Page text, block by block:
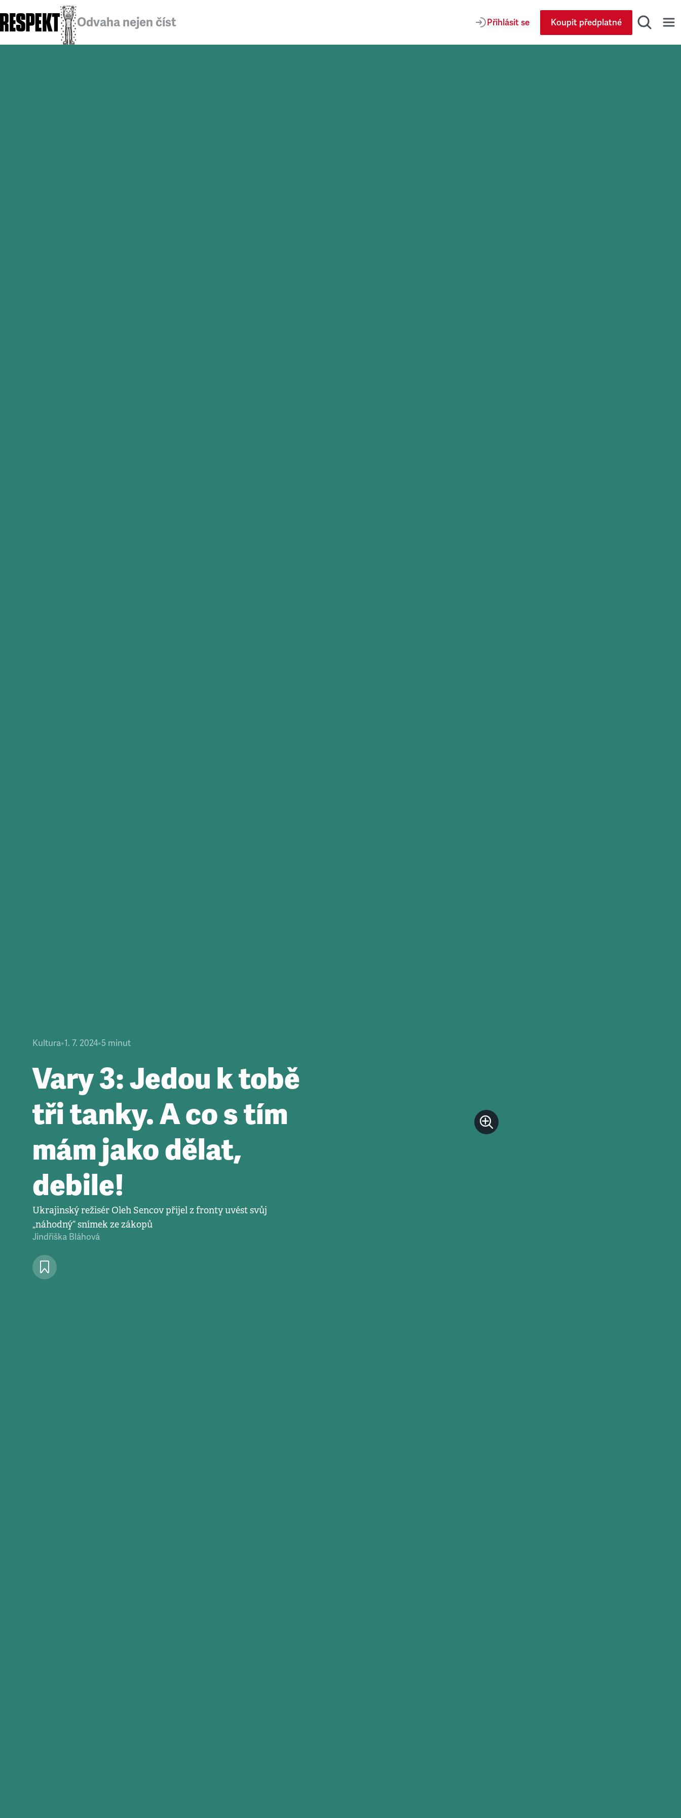
Odvaha nejen číst Přihlásit se Koupit předplatné
Kultura•1. 7. 2024•5 minut
Vary 3: Jedou k tobě
tři tanky. A co s tím
mám jako dělat,
debile!
Ukrajinský režisér Oleh Sencov přijel z fronty uvést svůj
„náhodný“ snímek ze zákopů
Jindřiška Bláhová